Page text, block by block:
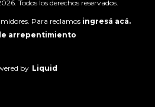
Todos los derechos reservados.
Para reclamos ingresá acá.
arrepentimiento
by Liquid